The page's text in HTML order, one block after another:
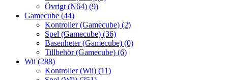
Övrigt (N64) (9)
Gamecube (44)
Kontroller (Gamecube) (2)
Spel (Gamecube) (36)
Basenheter (Gamecube) (0)
Tillbehör (Gamecube) (6)
Wii (288)
Kontroller (Wii) (11)